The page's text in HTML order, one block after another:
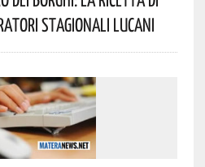
Stagionali Lucani